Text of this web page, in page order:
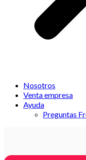
Nosotros
Venta empresa
Ayuda
Preguntas